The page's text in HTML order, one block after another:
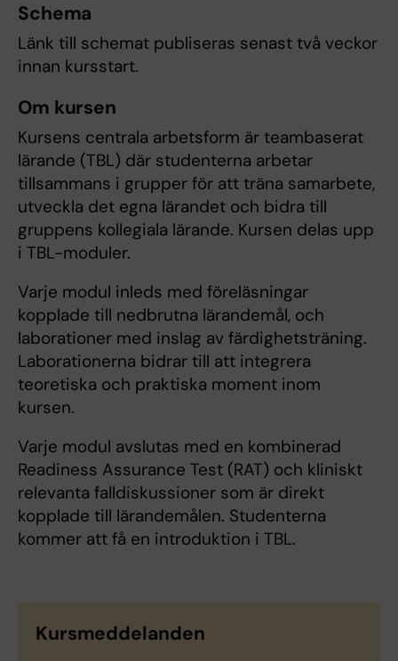
Schema
Länk till schemat publiseras senast två veckor
innan kursstart.
Om kursen
Kursens centrala arbetsform är teambaserat
lärande (TBL) där studenterna arbetar
tillsammans i grupper för att träna samarbete,
utveckla det egna lärandet och bidra till
gruppens kollegiala lärande. Kursen delas upp
i TBL-moduler.
Varje modul inleds med föreläsningar
kopplade till nedbrutna lärandemål, och
laborationer med inslag av färdighetsträning.
Laborationerna bidrar till att integrera
teoretiska och praktiska moment inom
kursen.
Varje modul avslutas med en kombinerad
Readiness Assurance Test (RAT) och kliniskt
relevanta falldiskussioner som är direkt
kopplade till lärandemålen. Studenterna
kommer att få en introduktion i TBL.
Kursmeddelanden